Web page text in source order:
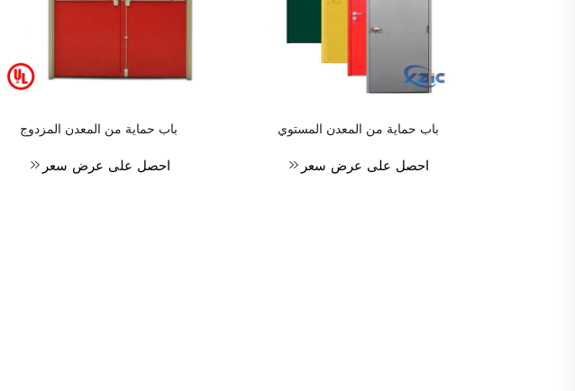
باب حماية من المعدن المستوي
احصل على عرض سعر
باب حماية من المعدن المزدوج
احصل على عرض سعر